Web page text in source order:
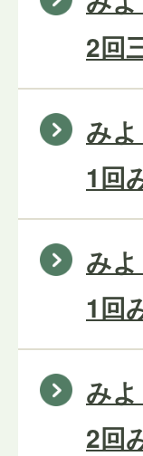
2回
み
1回
み
1回
み
2回